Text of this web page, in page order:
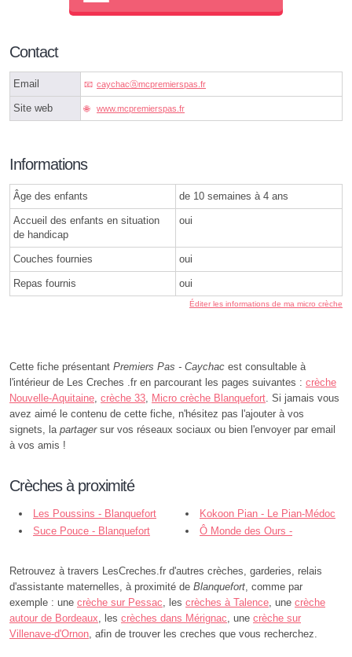
Contact
Email caychacⓐmcpremierspas.fr
Site web www.mcpremierspas.fr
Informations
Âge des enfants de 10 semaines à 4 ans
Accueil des enfants en situation
de handicap
oui
Couches fournies oui
Repas fournis oui
Éditer les informations de ma micro crèche
Cette fiche présentant Premiers Pas - Caychac est consultable à
l'intérieur de Les Creches .fr en parcourant les pages suivantes : crèche
Nouvelle-Aquitaine crèche 33 Micro crèche Blanquefort . Si jamais vous
avez aimé le contenu de cette fiche, n'hésitez pas l'ajouter à vos
signets, la partagersur vos réseaux sociaux ou bien l'envoyer par email
à vos amis !
Crèches à proximité
Les Poussins - Blanquefort
Kokoon Pian - Le Pian-Médoc
Suce Pouce - Blanquefort
Ô Monde des Ours -
Retrouvez à travers LesCreches.fr d'autres crèches, garderies, relais
d'assistante maternelles, à proximité de Blanquefort , comme par
exemple : une crèche sur Pessac , les crèches à Talence , une crèche
autour de Bordeaux , les crèches dans Mérignac , une crèche sur
Villenave-d'Ornon , afin de trouver les creches que vous recherchez.